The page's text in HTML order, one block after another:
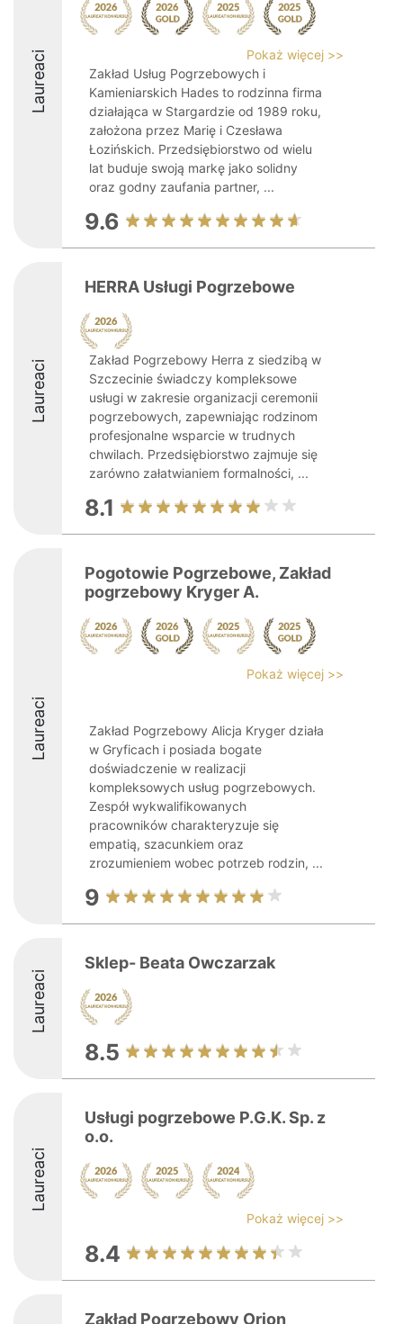
Laureaci
Pokaż więcej >>
Zakład Usług Pogrzebowych i
Kamieniarskich Hades to rodzinna firma
działająca w Stargardzie od 1989 roku,
założona przez Marię i Czesława
Łozińskich. Przedsiębiorstwo od wielu
lat buduje swoją markę jako solidny
oraz godny zaufania partner, ...
9.6
Laureaci
HERRA Usługi Pogrzebowe
Zakład Pogrzebowy Herra z siedzibą w
Szczecinie świadczy kompleksowe
usługi w zakresie organizacji ceremonii
pogrzebowych, zapewniając rodzinom
profesjonalne wsparcie w trudnych
chwilach. Przedsiębiorstwo zajmuje się
zarówno załatwianiem formalności, ...
8.1
Laureaci
Pogotowie Pogrzebowe, Zakład
pogrzebowy Kryger A.
Pokaż więcej >>
Zakład Pogrzebowy Alicja Kryger działa
w Gryficach i posiada bogate
doświadczenie w realizacji
kompleksowych usług pogrzebowych.
Zespół wykwalifikowanych
pracowników charakteryzuje się
empatią, szacunkiem oraz
zrozumieniem wobec potrzeb rodzin, ...
9
Laureaci
Sklep- Beata Owczarzak
8.5
Laureaci
Usługi pogrzebowe P.G.K. Sp. z
o.o.
Pokaż więcej >>
8.4
Zakład Pogrzebowy Orion